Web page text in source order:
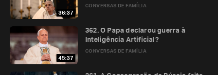
36:37
CONVERSAS DE FAMÍLIA
45:37
CONVERSAS DE FAMÍLIA
362. O Papa declarou guerra à
Inteligência Artificial?